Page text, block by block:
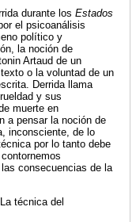
durante los Estados
el psicoanálisis
político y
la noción de
Artaud de un
o la voluntad de un
Derrida llama
y sus
muerte en
a pensar la noción de
inconsciente, de lo
por lo tanto debe
consecuencias de la
técnica del